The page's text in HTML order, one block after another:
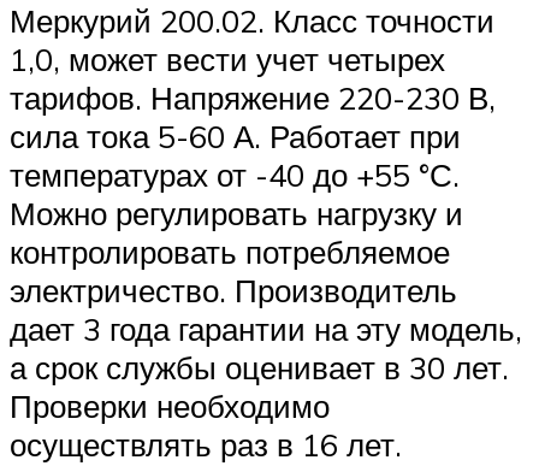
Меркурий 200.02. Класс точности
1,0, может вести учет четырех
тарифов. Напряжение 220-230 В,
сила тока 5-60 А. Работает при
температурах от -40 до +55 °С.
Можно регулировать нагрузку и
контролировать потребляемое
электричество. Производитель
дает 3 года гарантии на эту модель,
а срок службы оценивает в 30 лет.
Проверки необходимо
осуществлять раз в 16 лет.